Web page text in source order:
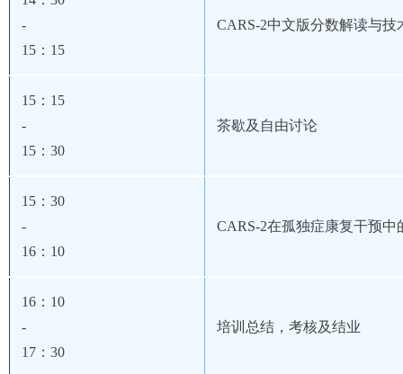
-
15 ：15
CARS-2中文版分数解读与技
15 ：15
-
15 ：30
茶歇及自由讨论
15 ：30
-
16 ：10
CARS-2在孤独症康复干预中
16 ：10
-
17 ：30
培训总结，考核及结业